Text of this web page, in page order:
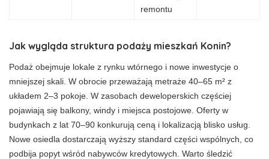
remontu
Jak wygląda struktura podaży mieszkań Konin?
Podaż obejmuje lokale z rynku wtórnego i nowe inwestycje o
mniejszej skali. W obrocie przeważają metraże 40–65 m² z
układem 2–3 pokoje. W zasobach deweloperskich częściej
pojawiają się balkony, windy i miejsca postojowe. Oferty w
budynkach z lat 70–90 konkurują ceną i lokalizacją blisko usług.
Nowe osiedla dostarczają wyższy standard części wspólnych, co
podbija popyt wśród nabywców kredytowych. Warto śledzić